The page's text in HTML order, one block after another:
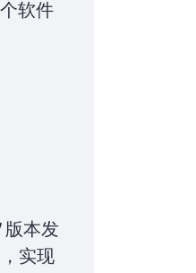
软件
版本发
实现